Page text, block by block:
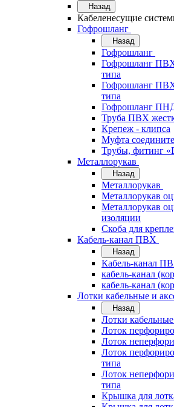
Назад
Кабеленесущие
Гофрошланг
Назад
Гофрошланг
Гофрошланг ПВХ
типа
Гофрошланг
типа
Гофрошланг
Труба ПВХ
Крепеж - клипса
Муфта
Трубы, фитинг
Металлорукав
Назад
Металлорукав
Металлорукав
Металлорукав
изоляции
Скоба для
Кабель-канал ПВХ
Назад
Кабель-канал
кабель-канал
кабель-канал
Лотки кабельные и
Назад
Лотки
Лоток
Лоток
Лоток
типа
Лоток
типа
Крышка для